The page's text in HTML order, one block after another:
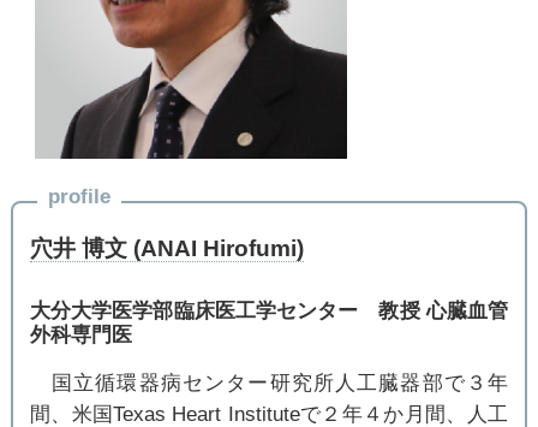
profile
穴井 博文 (ANAI Hirofumi)
大分大学医学部臨床医工学センター 教授 心臓血管
外科専門医
国立循環器病センター研究所人工臓器部で３年
間、米国Texas Heart Instituteで２年４か月間、人工